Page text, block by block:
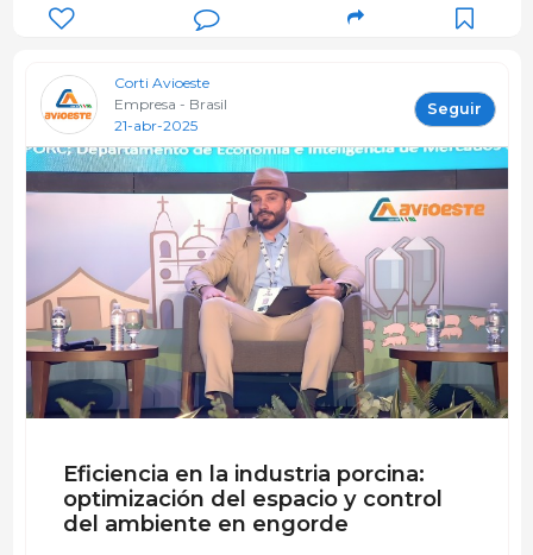
Corti Avioeste
Empresa - Brasil
21-abr-2025
Seguir
Eficiencia en la industria porcina:
optimización del espacio y control
del ambiente en engorde